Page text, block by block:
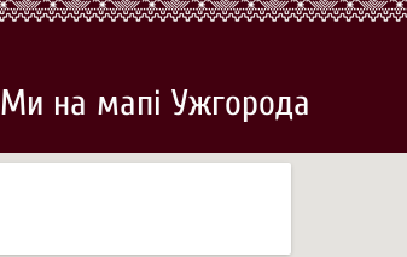
Ми на мапі Ужгорода